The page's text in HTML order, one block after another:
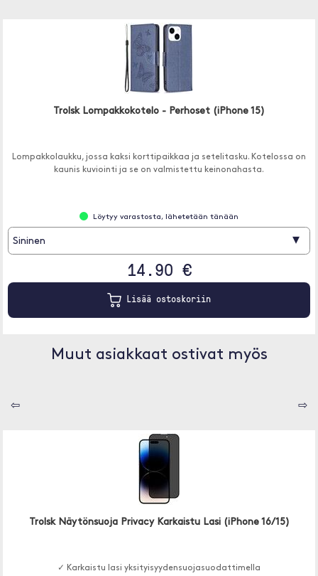
Trolsk Lompakkokotelo - Perhoset (iPhone 15)
Lompakkolaukku, jossa kaksi korttipaikkaa ja setelitasku. Kotelossa on
kaunis kuviointi ja se on valmistettu keinonahasta.
Löytyy varastosta, lähetetään tänään
Sininen ▾
14.90 €
Lisää ostoskoriin
Muut asiakkaat ostivat myös
⇦ ⇨
Trolsk Näytönsuoja Privacy Karkaistu Lasi (iPhone 16/15)
✓ Karkaistu lasi yksityisyydensuojasuodattimella